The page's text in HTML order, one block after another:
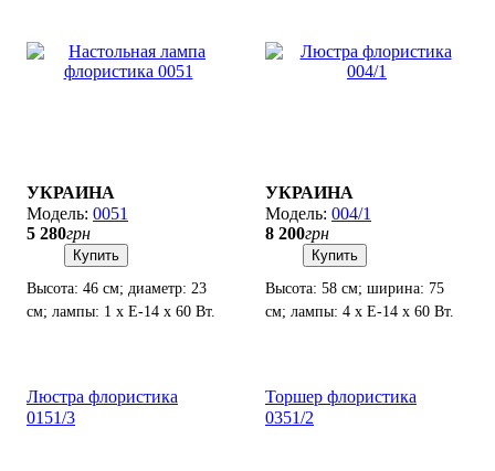
УКРАИНА
0051
5 280грн
Купить
Высота: 46 см; диаметр: 23
см; лампы: 1 х Е-14 х 60 Вт.
УКРАИНА
004/1
8 200грн
Купить
Высота: 58 см; ширина: 75
см; лампы: 4 х Е-14 х 60 Вт.
Люстра флористика
0151/3
Торшер флористика
0351/2